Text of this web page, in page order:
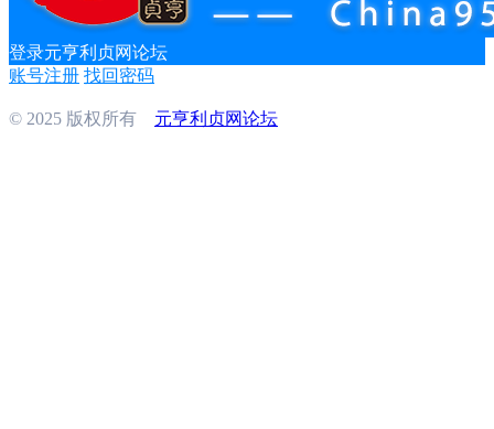
登录元亨利贞网论坛
账号注册 找回密码
© 2025 版权所有 元亨利贞网论坛